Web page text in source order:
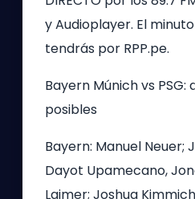
y Audioplayer. El
tendrás por RPP.pe.
Bayern Múnich vs PSG:
posibles
Bayern: Manuel Neuer;
Dayot Upamecano,
Laimer; Joshua